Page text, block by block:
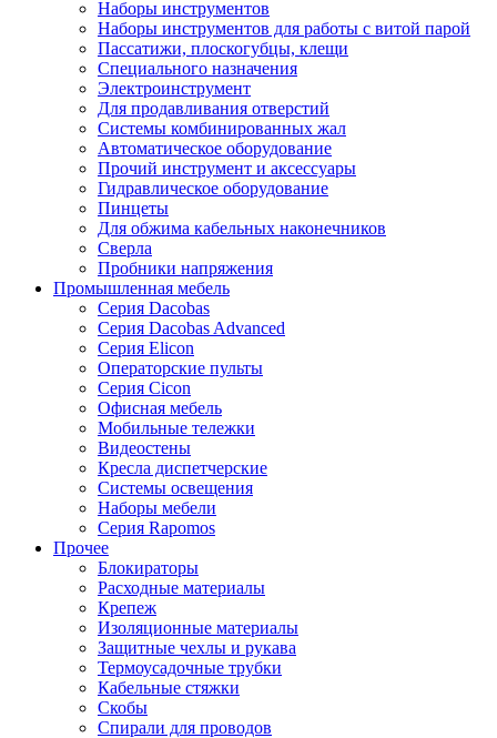
Наборы инструментов
Наборы инструментов для работы с витой парой
Пассатижи, плоскогубцы, клещи
Специального назначения
Электроинструмент
Для продавливания отверстий
Системы комбинированных жал
Автоматическое оборудование
Прочий инструмент и аксессуары
Гидравлическое оборудование
Пинцеты
Для обжима кабельных наконечников
Сверла
Пробники напряжения
Промышленная мебель
Серия Dacobas
Серия Dacobas Advanced
Серия Elicon
Операторские пульты
Серия Cicon
Офисная мебель
Мобильные тележки
Видеостены
Кресла диспетчерские
Системы освещения
Наборы мебели
Серия Rapomos
Прочее
Блокираторы
Расходные материалы
Крепеж
Изоляционные материалы
Защитные чехлы и рукава
Термоусадочные трубки
Кабельные стяжки
Скобы
Спирали для проводов